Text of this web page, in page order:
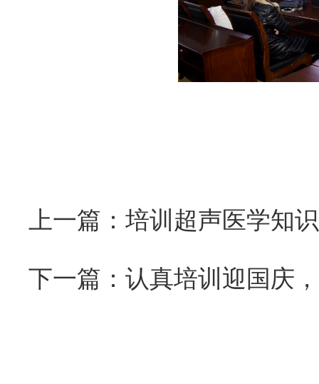
上一篇：培训超声医学知
下一篇：认真培训迎国庆